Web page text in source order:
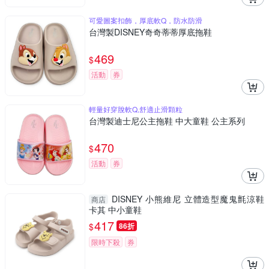
可愛圖案扣飾，厚底軟Q，防水防滑
台灣製DISNEY奇奇蒂蒂厚底拖鞋
$469
活動 券
輕量好穿脫軟Q,舒適止滑顆粒
台灣製迪士尼公主拖鞋 中大童鞋 公主系列
$470
活動 券
商店
DISNEY 小熊維尼 立體造型魔鬼氈涼鞋
卡其 中小童鞋
$417 86折
限時下殺 券